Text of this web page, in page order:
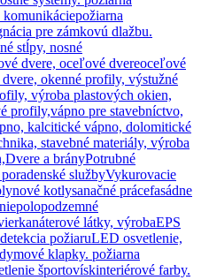
komunikáciepožiarna
pre zámkovú dlažbu.
stĺpy, nosné
dvere, oceľové dvereoceľové
okenné profily, výstužné
výroba plastových okien,
profily,vápno pre stavebníctvo,
kalcitické vápno, dolomitické
stavebné materiály, výroba
Dvere a brányPotrubné
službyVykurovacie
kotlysanačné prácefasádne
polopodzemné
náterové látky, výrobaEPS
požiaruLED osvetlenie,
klapky. požiarna
športovískinteriérové farby.